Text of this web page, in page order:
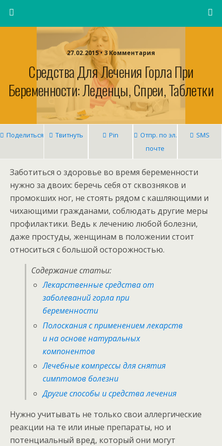
27.02.2015 • 3 Комментария
Средства Для Лечения Горла При
Беременности: Леденцы, Спреи, Таблетки
Поделиться Твитнуть Pin
Отпр. по эл.
почте
SMS
Заботиться о здоровье во время беременности
нужно за двоих: беречь себя от сквозняков и
промокших ног, не стоять рядом с кашляющими и
чихающими гражданами, соблюдать другие меры
профилактики. Ведь к лечению любой болезни,
даже простуды, женщинам в положении стоит
относиться с большой осторожностью.
Содержание статьи:
Лекарственные средства от
заболеваний горла при
беременности
Полоскания с применением лекарств
и на основе натуральных
компонентов
Лечебные компрессы для снятия
симптомов болезни
Другие способы и средства лечения
Нужно учитывать не только свои аллергические
реакции на те или иные препараты, но и
потенциальный вред, который они могут